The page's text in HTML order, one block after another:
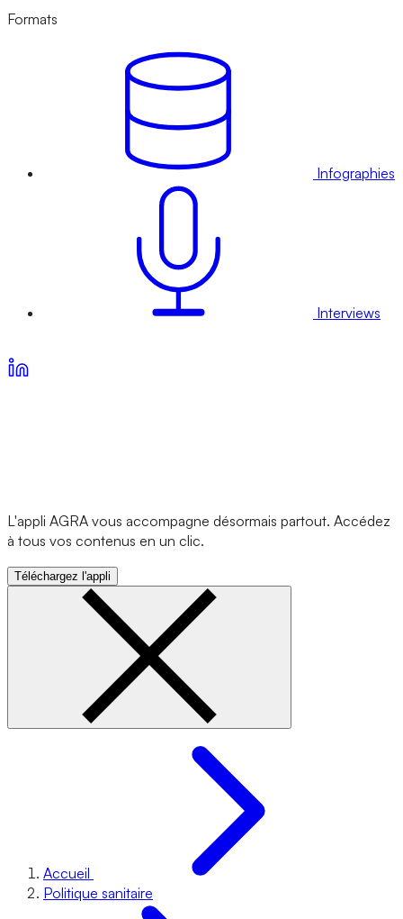
Formats
Infographies
Interviews
L'appli AGRA vous accompagne désormais partout. Accédez
à tous vos contenus en un clic.
Téléchargez l'appli
Accueil
Politique sanitaire